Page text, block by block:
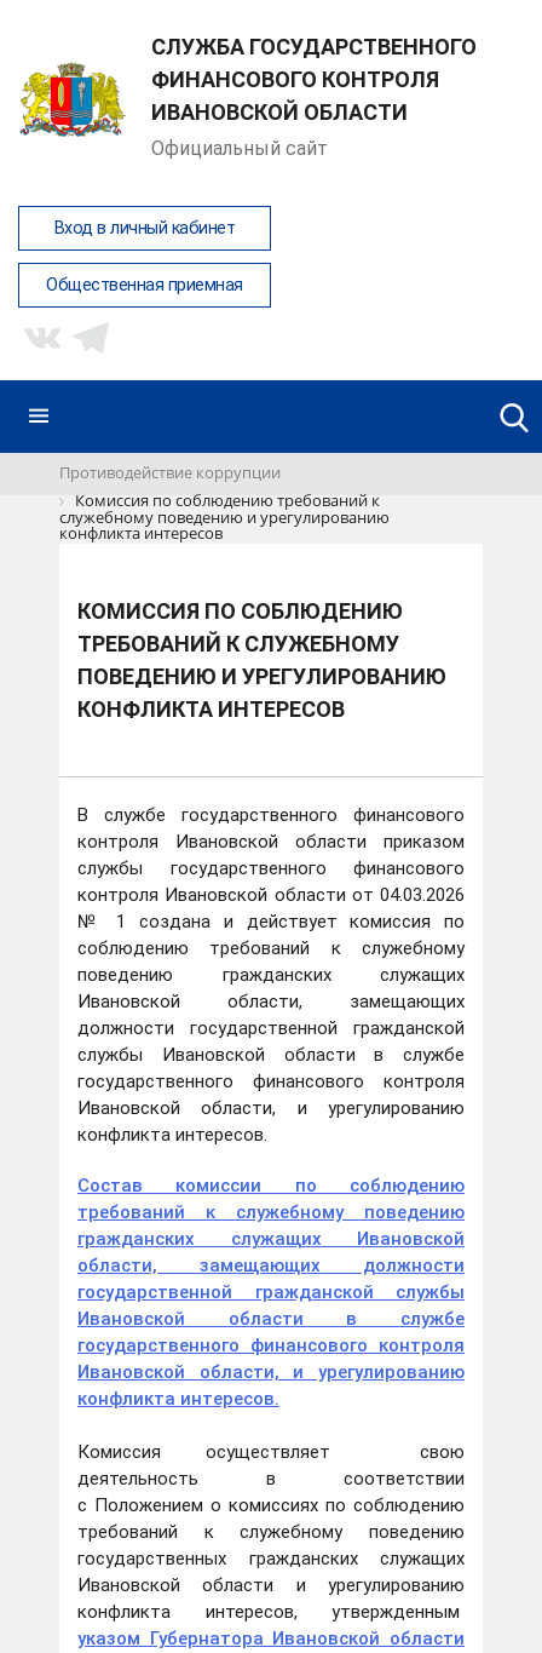
СЛУЖБА ГОСУДАРСТВЕННОГО
ФИНАНСОВОГО КОНТРОЛЯ
ИВАНОВСКОЙ ОБЛАСТИ
Официальный сайт
Вход в личный кабинет
Общественная приемная
Противодействие коррупции
Комиссия по соблюдению требований к
служебному поведению и урегулированию
конфликта интересов
КОМИССИЯ ПО СОБЛЮДЕНИЮ
ТРЕБОВАНИЙ К СЛУЖЕБНОМУ
ПОВЕДЕНИЮ И УРЕГУЛИРОВАНИЮ
КОНФЛИКТА ИНТЕРЕСОВ
В службе государственного финансового
контроля Ивановской области приказом
службы государственного финансового
контроля Ивановской области от 04.03.2026
№ 1 создана и действует комиссия по
соблюдению требований к служебному
поведению гражданских служащих
Ивановской области, замещающих
должности государственной гражданской
службы Ивановской области в службе
государственного финансового контроля
Ивановской области, и урегулированию
конфликта интересов.
Состав комиссии по соблюдению
требований к служебному поведению
гражданских служащих Ивановской
области, замещающих должности
государственной гражданской службы
Ивановской области в службе
государственного финансового контроля
Ивановской области, и урегулированию
конфликта интересов.
Комиссия осуществляет свою
деятельность в соответствии
с Положением о комиссиях по соблюдению
требований к служебному поведению
государственных гражданских служащих
Ивановской области и урегулированию
конфликта интересов, утвержденным
указом Губернатора Ивановской области